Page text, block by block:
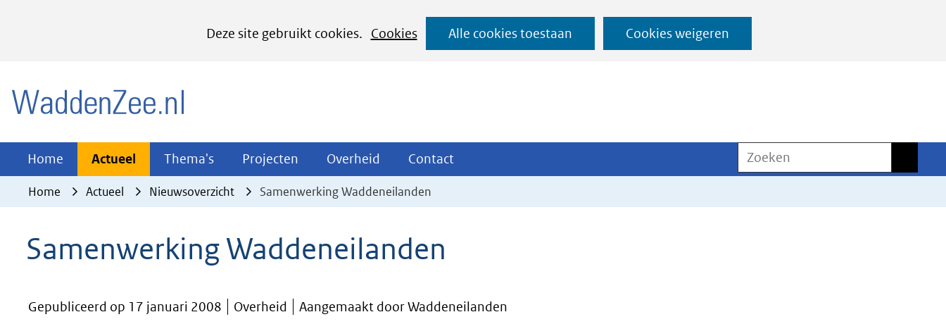
Deze site gebruikt cookies.
Cookies
het
cookies
website
worden
Alle cookies toestaan Cookies weigeren
Ga
naar
Home Actueel Actueel
Uitklappen
Thema's Thema's
Uitklappen
Projecten Projecten
Uitklappen
Overheid Overheid
Uitklappen
Contact
Uitklappen
Zoeken
Home Actueel Nieuwsoverzicht Samenwerking Waddeneilanden
Samenwerking Waddeneilanden
Gepubliceerd op 17 januari 2008 Overheid Aangemaakt door Waddeneilanden